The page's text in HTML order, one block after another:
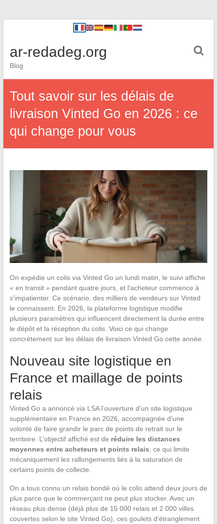
ar-redadeg.org
Blog
Tout savoir sur les délais de
livraison Vinted Go en 2026 : ce
qui change pour vous
On expédie un colis via Vinted Go un lundi matin, le suivi affiche
« en transit » pendant quatre jours, et l’acheteur commence à
s’impatienter. Ce scénario, des milliers de vendeurs sur Vinted
le connaissent. En 2026, la plateforme logistique modifie
plusieurs paramètres qui influencent directement la durée entre
le dépôt et la réception du colis. Voici ce qui change
concrètement sur les délais de livraison Vinted Go cette année.
Nouveau site logistique en
France et maillage de points
relais
Vinted Go a annoncé via LSA l’ouverture d’un site logistique
supplémentaire en France en 2026, accompagnée d’une
volonté de faire grandir le parc de points de retrait sur le
territoire. L’objectif affiché est de réduire les distances
moyennes entre acheteurs et points relais , ce qui limite
mécaniquement les rallongements liés à la saturation de
certains points de collecte.
On a tous connu un relais bondé où le colis attend deux jours de
plus parce que le commerçant ne peut plus stocker. Avec un
réseau plus dense (déjà plus de 15 000 relais et 2 000 villes
couvertes selon le site Vinted Go), ces goulets d’étranglement